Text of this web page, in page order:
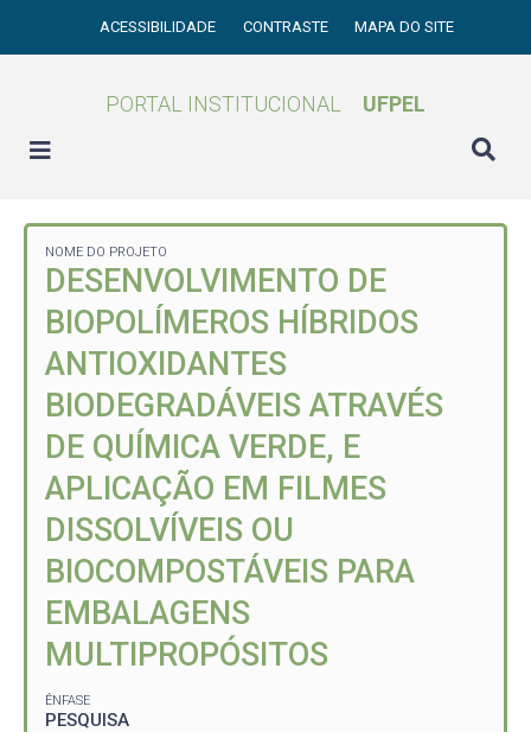
ACESSIBILIDADE CONTRASTE MAPA DO SITE
PORTAL INSTITUCIONAL UFPEL
NOME DO PROJETO
DESENVOLVIMENTO DE
BIOPOLÍMEROS HÍBRIDOS
ANTIOXIDANTES
BIODEGRADÁVEIS ATRAVÉS
DE QUÍMICA VERDE, E
APLICAÇÃO EM FILMES
DISSOLVÍVEIS OU
BIOCOMPOSTÁVEIS PARA
EMBALAGENS
MULTIPROPÓSITOS
ÊNFASE
PESQUISA